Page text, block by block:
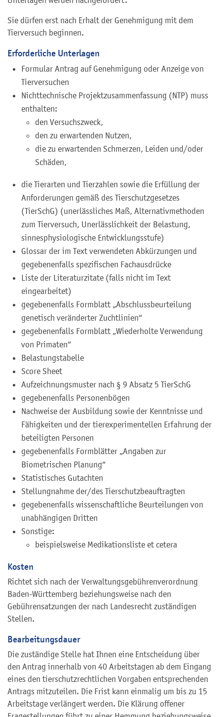
Sie dürfen erst nach Erhalt der Genehmigung mit dem
Tierversuch beginnen.
Erforderliche Unterlagen
Formular Antrag auf Genehmigung oder Anzeige von
Tierversuchen
Nichttechnische Projektzusammenfassung (NTP) muss
enthalten:
den Versuchszweck,
den zu erwartenden Nutzen,
die zu erwartenden Schmerzen, Leiden und/oder
Schäden,
die Tierarten und Tierzahlen sowie die Erfüllung der
Anforderungen gemäß des Tierschutzgesetzes
(TierSchG) (unerlässliches Maß, Alternativmethoden
zum Tierversuch, Unerlässlichkeit der Belastung,
sinnesphysiologische Entwicklungsstufe)
Glossar der im Text verwendeten Abkürzungen und
gegebenenfalls spezifischen Fachausdrücke
Liste der Literaturzitate (falls nicht im Text
eingearbeitet)
gegebenenfalls Formblatt „Abschlussbeurteilung
genetisch veränderter Zuchtlinien“
gegebenenfalls Formblatt „Wiederholte Verwendung
von Primaten“
Belastungstabelle
Score Sheet
Aufzeichnungsmuster nach § 9 Absatz 5 TierSchG
gegebenenfalls Personenbögen
Nachweise der Ausbildung sowie der Kenntnisse und
Fähigkeiten und der tierexperimentellen Erfahrung der
beteiligten Personen
gegebenenfalls Formblätter „Angaben zur
Biometrischen Planung“
Statistisches Gutachten
Stellungnahme der/des Tierschutzbeauftragten
gegebenenfalls wissenschaftliche Beurteilungen von
unabhängigen Dritten
Sonstige:
beispielsweise Medikationsliste et cetera
Kosten
Richtet sich nach der Verwaltungsgebührenverordnung
Baden-Württemberg beziehungsweise nach den
Gebührensatzungen der nach Landesrecht zuständigen
Stellen.
Bearbeitungsdauer
Die zuständige Stelle hat Ihnen eine Entscheidung über
den Antrag innerhalb von 40 Arbeitstagen ab dem Eingang
eines den tierschutzrechtlichen Vorgaben entsprechenden
Antrags mitzuteilen. Die Frist kann einmalig um bis zu 15
Arbeitstage verlängert werden. Die Klärung offener